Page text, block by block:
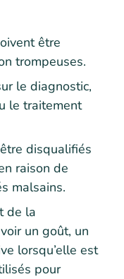
être
trompeuses.
le diagnostic,
le traitement
disqualifiés
raison de
malsains.
de la
un goût, un
lorsqu’elle est
pour